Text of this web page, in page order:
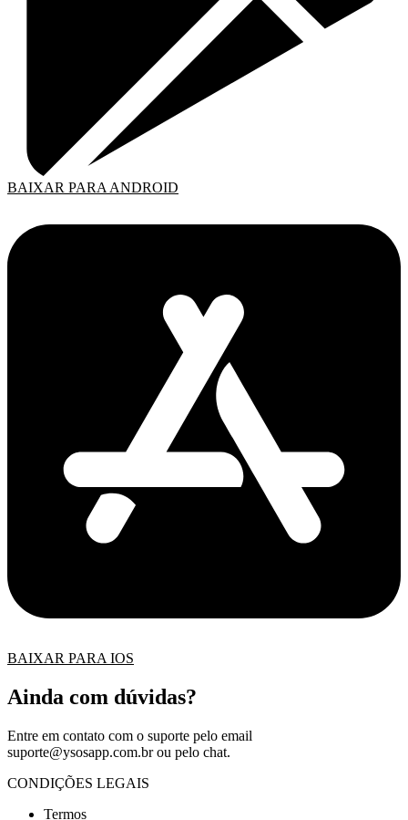
BAIXAR PARA ANDROID
BAIXAR PARA IOS
Ainda com dúvidas?
Entre em contato com o suporte pelo email
suporte@ysosapp.com.brou pelo chat.
CONDIÇÕES LEGAIS
Termos